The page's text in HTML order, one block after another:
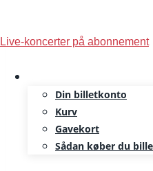
to
Live-koncerter på abonnement
Din billetkonto
Kurv
Gavekort
Sådan køber du